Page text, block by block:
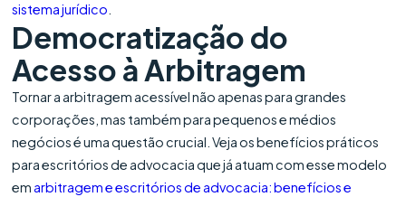
sistema jurídico
Democratização do
Acesso à Arbitragem
Tornar a arbitragem acessível não apenas para grandes
corporações, mas também para pequenos e médios
negócios é uma questão crucial. Veja os benefícios práticos
para escritórios de advocacia que já atuam com esse modelo
em arbitragem e escritórios de advocacia: benefícios e